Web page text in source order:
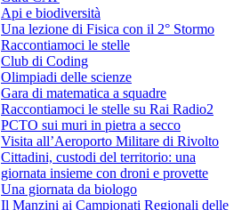
Api e biodiversità
Una lezione di Fisica con il 2° Stormo
Raccontiamoci le stelle
Club di Coding
Olimpiadi delle scienze
Gara di matematica a squadre
Raccontiamoci le stelle su Rai Radio2
PCTO sui muri in pietra a secco
Visita all’Aeroporto Militare di Rivolto
Cittadini, custodi del territorio: una
giornata insieme con droni e provette
Una giornata da biologo
Il Manzini ai Campionati Regionali delle